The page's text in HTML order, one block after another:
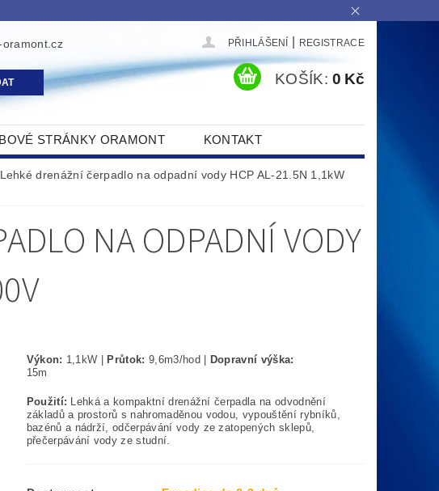
oramont.cz PŘIHLÁŠENÍ REGISTRACE
KOŠÍK: 0 Kč
STRÁNKY ORAMONT KONTAKT
Lehké drenážní čerpadlo na odpadní vody HCP AL-21.5N 1,1kW
NA ODPADNÍ VODY
Výkon: 1,1kW | Průtok: 9,6m3/hod |
Dopravní výška:
15m
Použití: Lehká a kompaktní drenážní čerpadla na odvodnění
základů a prostorů s nahromaděnou vodou, vypouštění rybníků,
bazénů a nádrží, odčerpávání vody ze zatopených sklepů,
přečerpávání vody ze studní.